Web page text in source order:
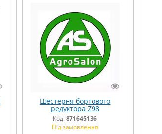
Шестерня бортового
редуктора Z98
Код:871645136
Під замовлення